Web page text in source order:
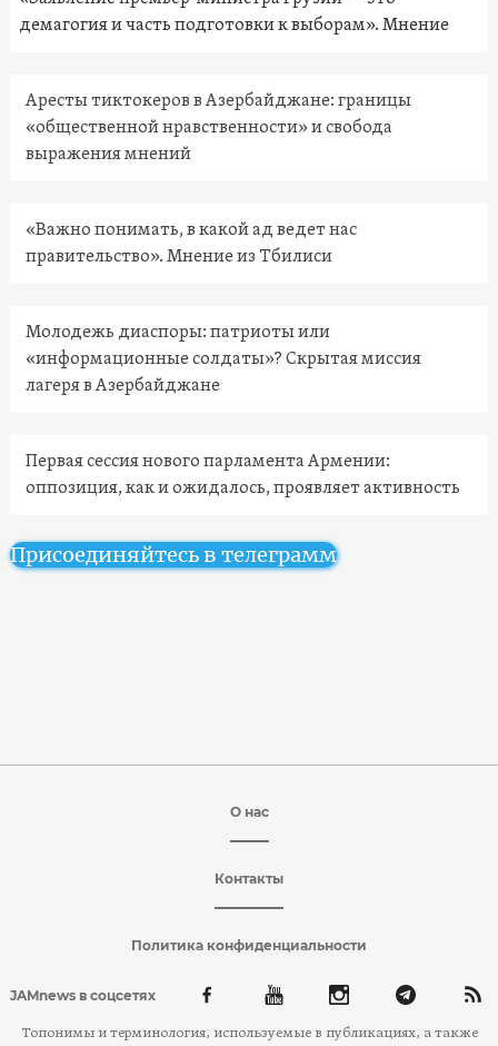
демагогия и часть подготовки к выборам». Мнение
Аресты тиктокеров в Азербайджане: границы
«общественной нравственности» и свобода
выражения мнений
«Важно понимать, в какой ад ведет нас
правительство». Мнение из Тбилиси
Молодежь диаспоры: патриоты или
«информационные солдаты»? Скрытая миссия
лагеря в Азербайджане
Первая сессия нового парламента Армении:
оппозиция, как и ожидалось, проявляет активность
Присоединяйтесь в телеграмм
О нас
Контакты
Политика конфиденциальности
JAMnews в соцсетях
Топонимы и терминология, используемые в публикациях, а также